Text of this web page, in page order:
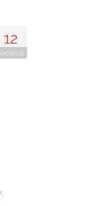
11